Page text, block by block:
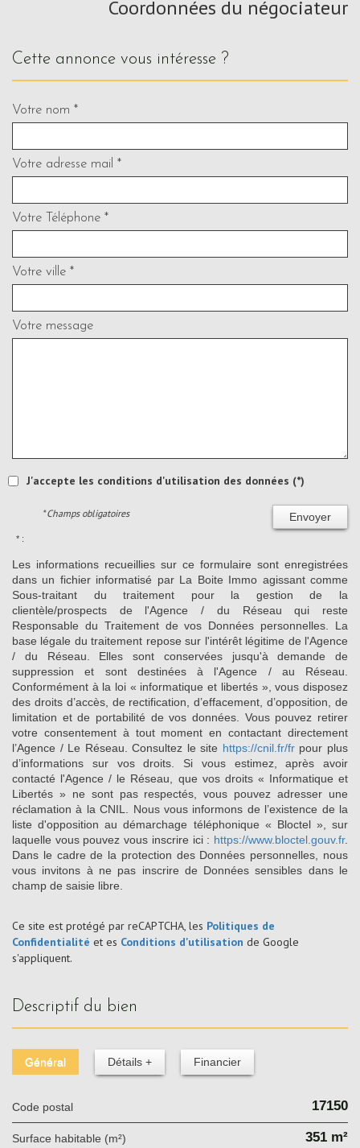
Coordonnées du négociateur
cette annonce vous intéresse ?
Votre nom *
Votre adresse mail *
Votre Téléphone *
Votre ville *
Votre message
J'accepte les conditions d'utilisation des données (*)
Envoyer
* Champs obligatoires
* :
Les informations recueillies sur ce formulaire sont enregistrées
dans un fichier informatisé par La Boite Immo agissant comme
Sous-traitant du traitement pour la gestion de la
clientèle/prospects de l'Agence / du Réseau qui reste
Responsable du Traitement de vos Données personnelles. La
base légale du traitement repose sur l'intérêt légitime de l'Agence
/ du Réseau. Elles sont conservées jusqu'à demande de
suppression et sont destinées à l'Agence / au Réseau.
Conformément à la loi « informatique et libertés », vous disposez
des droits d’accès, de rectification, d’effacement, d’opposition, de
limitation et de portabilité de vos données. Vous pouvez retirer
votre consentement à tout moment en contactant directement
l’Agence / Le Réseau. Consultez le site https://cnil.fr/frpour plus
d’informations sur vos droits. Si vous estimez, après avoir
contacté l'Agence / le Réseau, que vos droits « Informatique et
Libertés » ne sont pas respectés, vous pouvez adresser une
réclamation à la CNIL. Nous vous informons de l’existence de la
liste d'opposition au démarchage téléphonique « Bloctel », sur
laquelle vous pouvez vous inscrire ici : https://www.bloctel.gouv.fr.
Dans le cadre de la protection des Données personnelles, nous
vous invitons à ne pas inscrire de Données sensibles dans le
champ de saisie libre.
Ce site est protégé par reCAPTCHA, les Politiques de
Confidentialité et es Conditions d'utilisation de Google
s'appliquent.
descriptif du bien
Général Détails + Financier
Code postal 17150
Surface habitable (m²) 351 m²